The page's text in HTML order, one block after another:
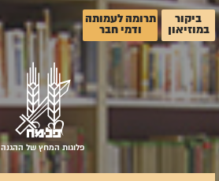
ביקור
במוזיאון
תרומה לעמותה
ודמי חבר
פלוגות המחץ של ההגנה